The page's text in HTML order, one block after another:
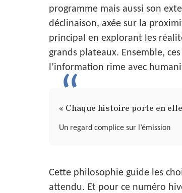
programme mais aussi son
déclinaison, axée sur la
principal en explorant les
grands plateaux. Ensemble,
l’information rime avec
« Chaque histoire porte en
Un regard complice sur l’émission
Cette philosophie guide les
attendu. Et pour ce numéro